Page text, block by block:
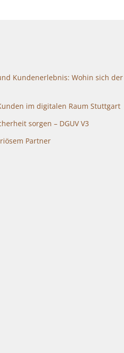
Kundenerlebnis: Wohin sich der
im digitalen Raum Stuttgart
sorgen – DGUV V3
Partner